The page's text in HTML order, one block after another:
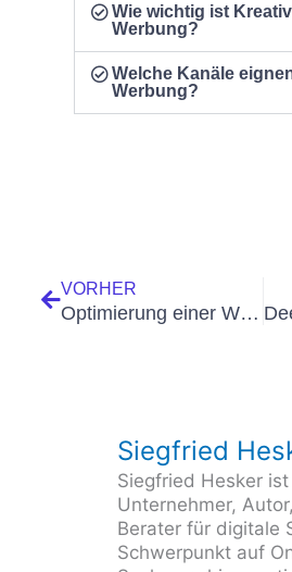
Wie wichtig ist
Werbung?
Welche Kanäle
Werbung?
VORHER
Optimierung einer Website im Webdesign: So geht Website Optimierung richtig 🎯 mit Leitfaden
Siegfried
Siegfried Hesker
Unternehmer,
Berater für digitale
Schwerpunkt auf